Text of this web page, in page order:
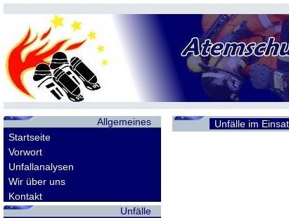
Allgemeines
Startseite
Vorwort
Unfallanalysen
Wir über uns
Kontakt
Unfälle
Unfälle im